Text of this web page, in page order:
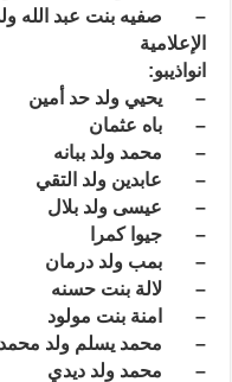
– صفيه بنت عبد الله
الإعلامية
انواذيبو:
– يحيي ولد حد
– باه عثمان
– محمد ولد
– عابدين ولد
– عيسى ولد
– جيوا كمرا
– بمب ولد
– لالة بنت
– امنة بنت
– محمد يسلم ولد
– محمد ولد